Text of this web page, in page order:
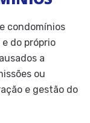
condomínios
do próprio
a
ou
e gestão do